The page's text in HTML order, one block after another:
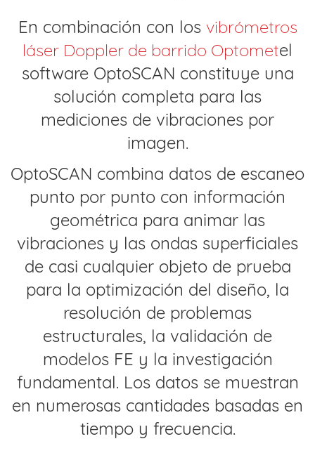
En combinación con los vibrómetros
láser Doppler de barrido Optometel
software OptoSCAN constituye una
solución completa para las
mediciones de vibraciones por
imagen.
OptoSCAN combina datos de escaneo
punto por punto con información
geométrica para animar las
vibraciones y las ondas superficiales
de casi cualquier objeto de prueba
para la optimización del diseño, la
resolución de problemas
estructurales, la validación de
modelos FE y la investigación
fundamental. Los datos se muestran
en numerosas cantidades basadas en
tiempo y frecuencia.